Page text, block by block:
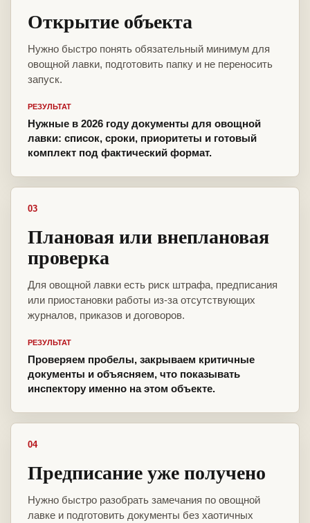
Открытие объекта
Нужно быстро понять обязательный минимум для
овощной лавки, подготовить папку и не переносить
запуск.
РЕЗУЛЬТАТ
Нужные в 2026 году документы для овощной
лавки: список, сроки, приоритеты и готовый
комплект под фактический формат.
03
Плановая или внеплановая
проверка
Для овощной лавки есть риск штрафа, предписания
или приостановки работы из-за отсутствующих
журналов, приказов и договоров.
РЕЗУЛЬТАТ
Проверяем пробелы, закрываем критичные
документы и объясняем, что показывать
инспектору именно на этом объекте.
04
Предписание уже получено
Нужно быстро разобрать замечания по овощной
лавке и подготовить документы без хаотичных